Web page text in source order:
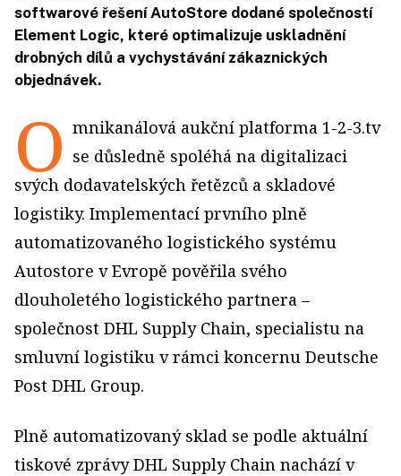
softwarové řešení AutoStore dodané společností
Element Logic, které optimalizuje uskladnění
drobných dílů a vychystávání zákaznických
objednávek.
O mnikanálová aukční platforma 1-2-3.tv
se důsledně spoléhá na digitalizaci
svých dodavatelských řetězců a skladové
logistiky. Implementací prvního plně
automatizovaného logistického systému
Autostore v Evropě pověřila svého
dlouholetého logistického partnera –
společnost DHL Supply Chain, specialistu na
smluvní logistiku v rámci koncernu Deutsche
Post DHL Group.
Plně automatizovaný sklad se podle aktuální
tiskové zprávy DHL Supply Chain nachází v